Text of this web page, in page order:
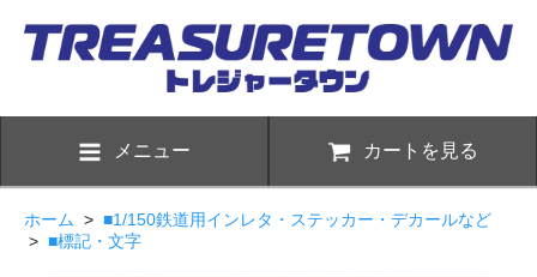
メニュー カートを見る
ホーム > ■1/150鉄道用インレタ・ステッカー・デカールなど
> ■標記・文字